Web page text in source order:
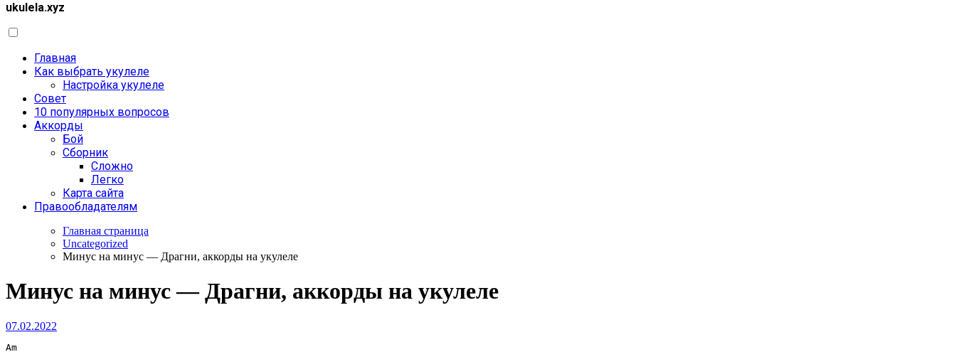
ukulela.xyz
Главная
Как выбрать укулеле
Настройка укулеле
Совет
10 популярных вопросов
Аккорды
Бой
Сборник
Сложно
Легко
Карта сайта
Правообладателям
Главная страница
Uncategorized
Минус на минус — Драгни, аккорды на укулеле
Минус на минус — Драгни, аккорды на укулеле
07.02.2022
Am